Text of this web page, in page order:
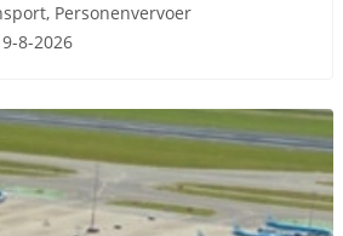
Personenvervoer
8-2026